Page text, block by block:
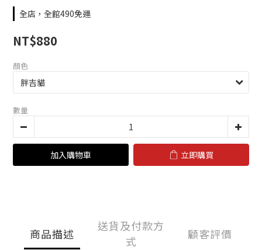
全店，全館490免運
NT$880
顏色
數量
加入購物車 立即購買
商品描述
送貨及付款方
式
顧客評價